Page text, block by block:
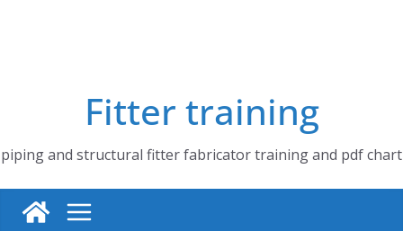
Fitter training
piping and structural fitter fabricator training and pdf chart